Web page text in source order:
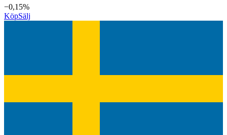
−0,15%
KöpSälj